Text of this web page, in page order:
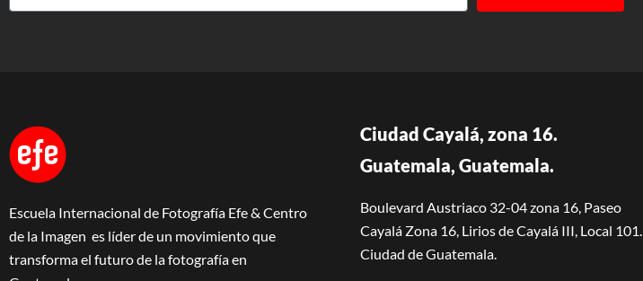
Escuela Internacional de Fotografía Efe & Centro
de la Imagen es líder de un movimiento que
transforma el futuro de la fotografía en
Ciudad Cayalá, zona 16.
Guatemala, Guatemala.
Boulevard Austriaco 32-04 zona 16, Paseo
Cayalá Zona 16, Lirios de Cayalá III, Local 101.
Ciudad de Guatemala.